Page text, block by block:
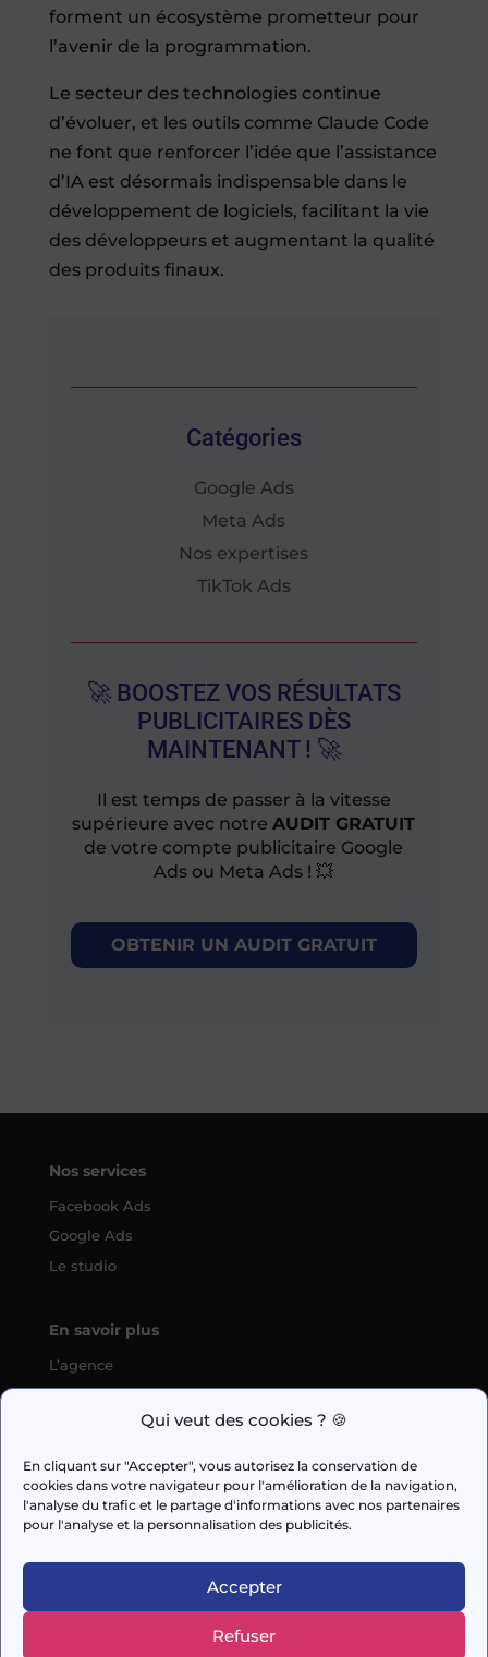
Qui veut des cookies ? 🍪
En cliquant sur "Accepter", vous autorisez la conservation de
cookies dans votre navigateur pour l'amélioration de la navigation,
l'analyse du trafic et le partage d'informations avec nos partenaires
pour l'analyse et la personnalisation des publicités.
Accepter
Refuser
forment un écosystème prometteur pour
l’avenir de la programmation.
Le secteur des technologies continue
d’évoluer, et les outils comme Claude Code
ne font que renforcer l’idée que l’assistance
d’IA est désormais indispensable dans le
développement de logiciels, facilitant la vie
des développeurs et augmentant la qualité
des produits finaux.
Catégories
Google Ads
Meta Ads
Nos expertises
TikTok Ads
🚀 BOOSTEZ VOS RÉSULTATS
PUBLICITAIRES DÈS
MAINTENANT ! 🚀
Il est temps de passer à la vitesse
supérieure avec notreAUDIT GRATUIT
de votre compte publicitaire Google
Ads ou Meta Ads ! 💥
OBTENIR UN AUDIT GRATUIT
Nos services
Facebook Ads
Google Ads
Le studio
En savoir plus
L’agence
  